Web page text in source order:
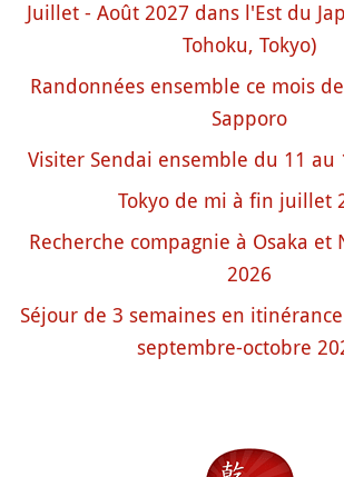
Juillet - Août 2027 dans l'Est du
Tohoku, Tokyo)
Randonnées ensemble ce mois
Sapporo
Visiter Sendai ensemble du 11
Tokyo de mi à fin juillet
Recherche compagnie à Osaka
2026
Séjour de 3 semaines en
septembre-octobre